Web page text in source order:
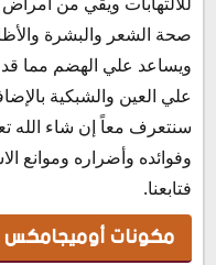
فوائد فيتامين
أوميجا ميكس والسكر
هل أوميجا ميكس
أوميجا ميكس والضغط
التداخلات الدوائية
جرعة أوميجا ميكس شراب
سعر أوميجا ميكس شراب
بديل أوميجامكس
صحة الشعر والبشرة
ويساعد علي الهضم مما
علي العين والشبكية
سنتعرف معاً إن شاء الله
فتابعنا.
مكونات